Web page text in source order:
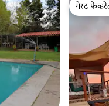
गेस्ट
गेस्ट